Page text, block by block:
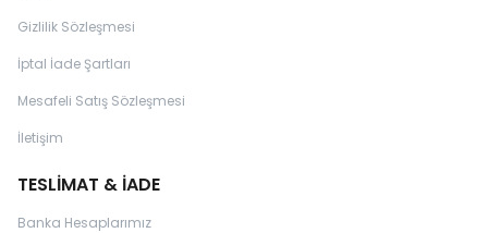
Gizlilik Sözleşmesi
İptal İade Şartları
Mesafeli Satış Sözleşmesi
İletişim
TESLİMAT & İADE
Banka Hesaplarımız